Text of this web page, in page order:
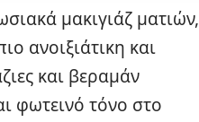
μακιγιάζ ματιών,
ανοιξιάτικη και
και βεραμάν
φωτεινό τόνο στο